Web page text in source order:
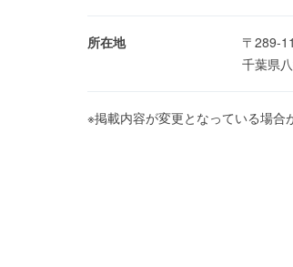
所在地
〒289-
千葉県
※掲載内容が変更となっている場合